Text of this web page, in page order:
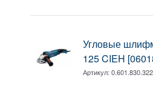
Угловые
125 CIEH
Артикул:0.601.830.322